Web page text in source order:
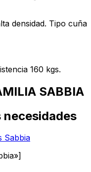
densidad. Tipo cuña
160 kgs.
SABBIA
Sabbia